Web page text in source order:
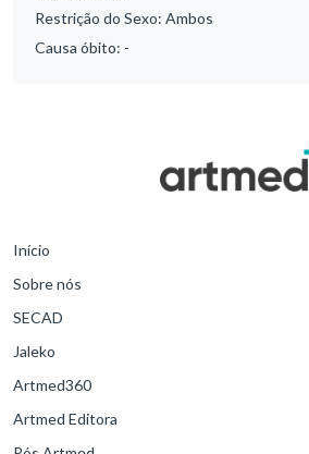
Restrição do Sexo: Ambos
Causa óbito: -
Início
Sobre nós
SECAD
Jaleko
Artmed360
Artmed Editora